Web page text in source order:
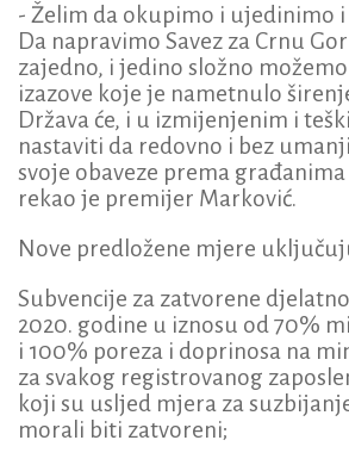
- Želim da okupimo i ujedinimo i
Da napravimo Savez za Crnu
zajedno, i jedino složno
izazove koje je nametnulo
Država će, i u izmijenjenim i
nastaviti da redovno i bez
svoje obaveze prema
rekao je premijer Marković.
Nove predložene mjere
Subvencije za zatvorene
2020. godine u iznosu od 70%
i 100% poreza i doprinosa na
za svakog registrovanog
koji su usljed mjera za
morali biti zatvoreni;